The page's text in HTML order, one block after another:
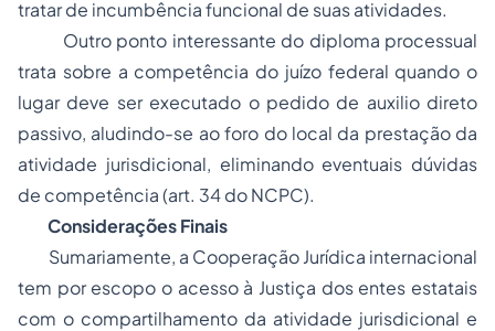
tratar de incumbência funcional de suas atividades.
Outro ponto interessante do diploma processual
trata sobre a competência do juízo federal quando o
lugar deve ser executado o pedido de auxilio direto
passivo, aludindo-se ao foro do local da prestação da
atividade jurisdicional, eliminando eventuais dúvidas
de competência (art. 34 do NCPC).
Considerações Finais
Sumariamente, a Cooperação Jurídica internacional
tem por escopo o acesso à Justiça dos entes estatais
com o compartilhamento da atividade jurisdicional e